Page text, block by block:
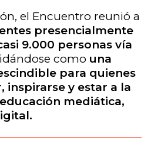
el Encuentro reunió a
presencialmente
9.000 personas vía
como una
para quienes
inspirarse y estar a la
mediática,